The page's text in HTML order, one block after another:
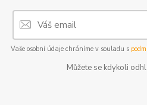
Vaše osobní údaje chráníme v souladu s
Můžete se kdykoli